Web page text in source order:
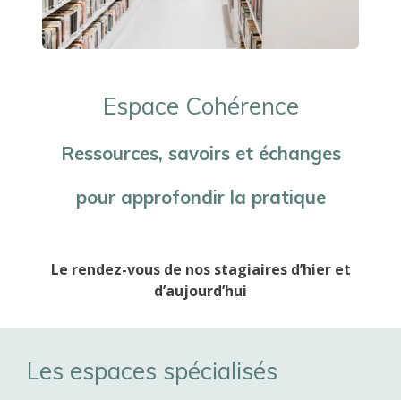
Espace Cohérence
Ressources, savoirs et échanges
pour approfondir la pratique
Le rendez-vous de nos stagiaires d’hier et
d’aujourd’hui
Les espaces spécialisés